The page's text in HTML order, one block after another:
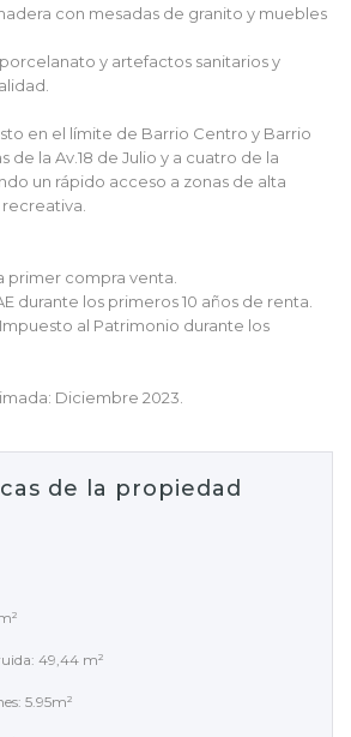
con mesadas de granito y muebles
y artefactos sanitarios y
en el límite de Barrio Centro y Barrio
de la Av.18 de Julio y a cuatro de la
un rápido acceso a zonas de alta
primer compra venta.
durante los primeros 10 años de renta.
al Patrimonio durante los
Diciembre 2023.
de la propiedad
49,44 m²
5.95m²